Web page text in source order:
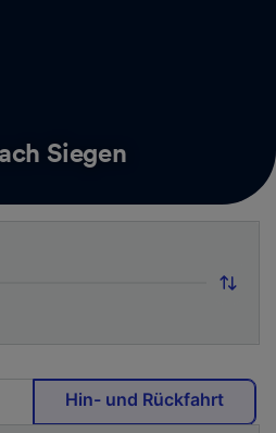
Siegen
Hin- und Rückfahrt